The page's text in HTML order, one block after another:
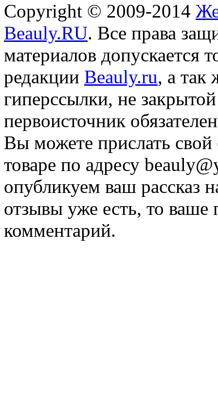
Copyright © 2009-2014
Beauly.RU. Все права
материалов допускается
редакции Beauly.ru, а так
гиперссылки, не
первоисточник
Вы можете прислать свой
товаре по адресу
опубликуем ваш рассказ
отзывы уже есть, то ваше
комментарий.